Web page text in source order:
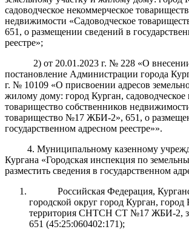
садоводческое некоммерческое
недвижимости «Садоводческое
651, о размещении сведений в
реестре»;
2) от 20.01.2023 г. № 228 «О
постановление Администрации города
г. № 10109 «О присвоении адресов
жилому дому: город Курган, садоводческое
товарищество собственников
товарищество №17 ЖБИ-2», 651, о
государственном адресном реестре»».
4. Муниципальному казенному
Кургана «Городская инспекция по
разместить сведения в государственном
Российская Федерация,
городской округ город Курган, город
территория СНТСН СТ №17 ЖБИ-2,
651 (45:25:060402:171);